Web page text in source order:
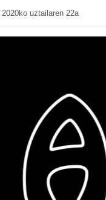
2020ko uztailaren 22a